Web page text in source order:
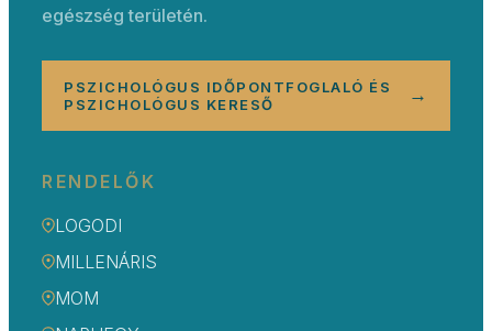
egészség területén.
PSZICHOLÓGUS IDŐPONTFOGLALÓ ÉS
PSZICHOLÓGUS KERESŐ
→
RENDELŐK
LOGODI
MILLENÁRIS
MOM